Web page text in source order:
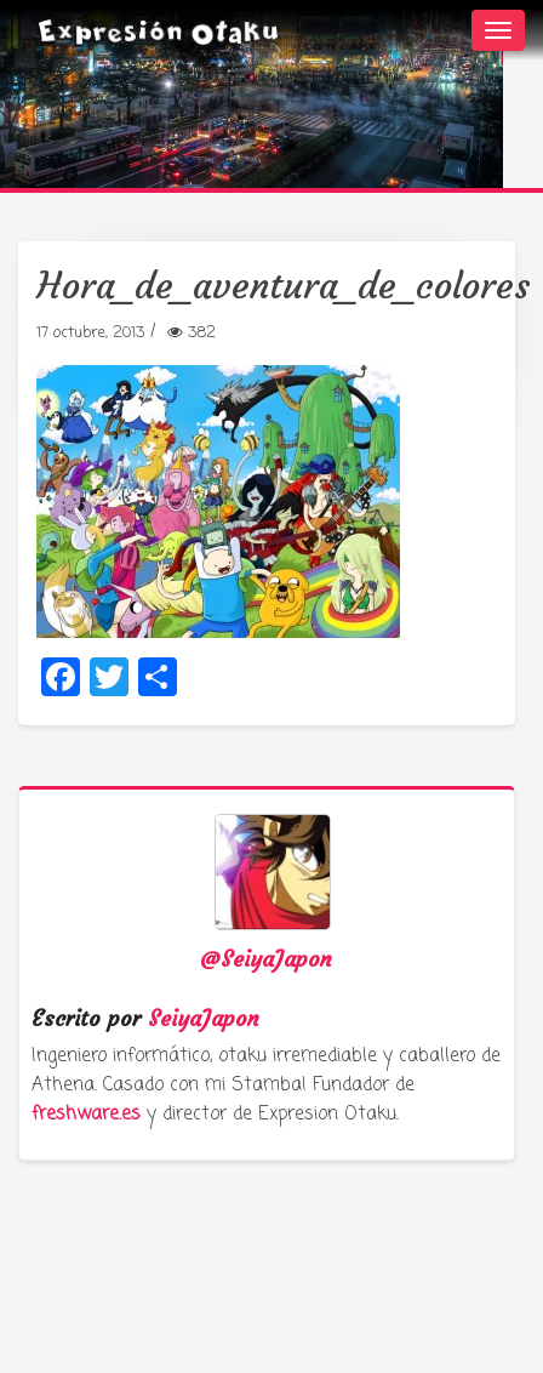
Tu radio y podcast sobre manga,
Hora_de_aventura_de_colores
17 octubre, 2013 / 382
Facebook
Twitter
@SeiyaJapon
Escrito por SeiyaJapon
Ingeniero informático, otaku irremediable y caballero de
Athena. Casado con mi Stamba! Fundador de
freshware.es y director de Expresion Otaku.